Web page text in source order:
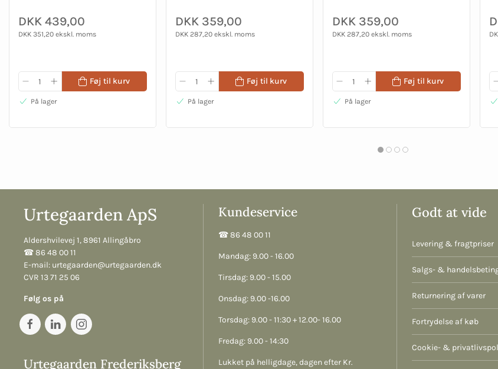
DKK 439,00
DKK 351,20 ekskl. moms
Føj til kurv
På lager
DKK 359,00
DKK 287,20 ekskl. moms
Føj til kurv
På lager
DKK 359,00
DKK 287,20 ekskl. moms
Føj til kurv
På lager
Urtegaarden ApS
Aldershvilevej 1, 8961 Allingåbro
☎︎ 86 48 00 11
E-mail: urtegaarden@urtegaarden.dk
CVR 13 71 25 06
Følg os på
Urtegaarden Frederiksberg
Kundeservice
☎︎ 86 48 00 11
Mandag: 9.00 - 16.00
Tirsdag: 9.00 - 15.00
Onsdag: 9.00 -16.00
Torsdag: 9.00 - 11:30 + 12.00- 16.00
Fredag: 9.00 - 14:30
Lukket på helligdage, dagen efter Kr.
Godt at vide
Levering & fragtpriser
Salgs- &
Returnering af varer
Fortrydelse af køb
Cookie- &